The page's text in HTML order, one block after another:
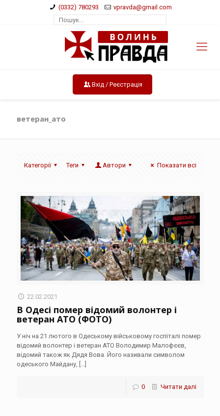
(0332) 780293 vpravda@gmail.com
Вхід / Реєстрація
ветеран_ато
Категорії Теги Автори Показати всі
22.02.2021
В Одесі помер відомий волонтер і
ветеран АТО (ФОТО)
У ніч на 21 лютого в Одеському військовому госпіталі помер
відомий волонтер і ветеран АТО Володимир Малофєєв,
відомий також як Дядя Вова. Його називали символом
одеського Майдану, […]
0 Читати далі